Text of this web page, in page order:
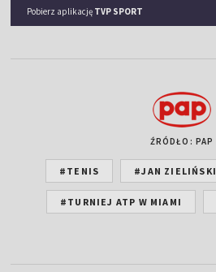
Pobierz aplikację TVP SPORT
ŹRÓDŁO: PAP
#TENIS #JAN ZIELIŃSKI
#TURNIEJ ATP W MIAMI